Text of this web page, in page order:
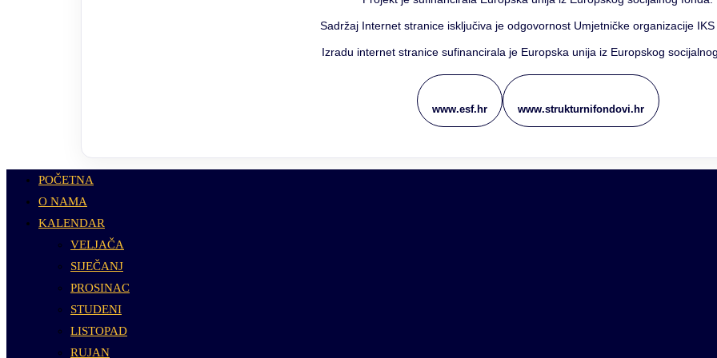
Sadržaj Internet stranice isključiva je odgovornost Umjetničke organizacije IKS
Izradu internet stranice sufinancirala je Europska unija iz Europskog
www.esf.hr www.strukturnifondovi.hr
POČETNA
O NAMA
KALENDAR
VELJAČA
SIJEČANJ
PROSINAC
STUDENI
LISTOPAD
RUJAN